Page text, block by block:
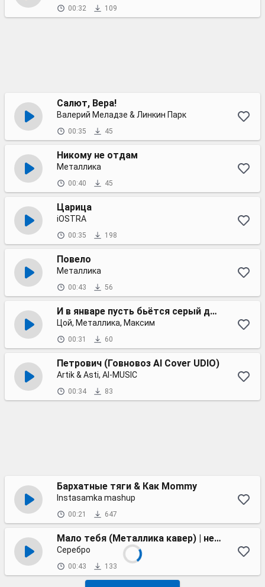
00:32 109
Салют, Вера!
Валерий Меладзе & Линкин Парк
00:35 45
Никому не отдам
Металлика
00:40 45
Царица
iOSTRA
00:35 198
Повело
Металлика
00:43 56
И в январе пусть бьётся серый дождь к нему в окно
Цой, Металлика, Максим
00:31 60
Петрович (Говновоз AI Cover UDIO)
Artik & Asti, AI-MUSIC
00:34 83
Бархатные тяги & Как Mommy
Instasamka mashup
00:21 647
Мало тебя (Металлика кавер) | нейрохит
Серебро
00:43 133